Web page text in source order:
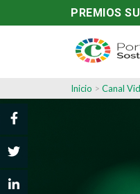
PREMIOS
Inicio > Canal